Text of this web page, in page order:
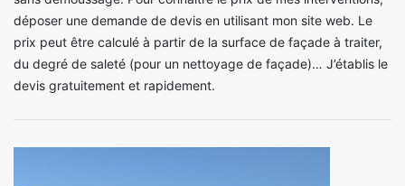
déposer une demande de devis en utilisant mon site web. Le
prix peut être calculé à partir de la surface de façade à traiter,
du degré de saleté (pour un nettoyage de façade)… J’établis le
devis gratuitement et rapidement.